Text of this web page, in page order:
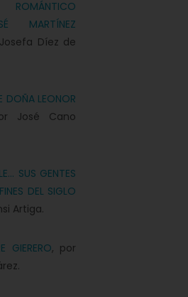
MARTÍNEZ
Díez de
DOÑA LEONOR
José Cano
SUS GENTES
DEL SIGLO
Artiga.
GIERERO, por